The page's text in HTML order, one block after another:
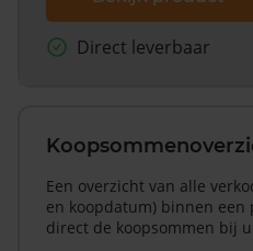
Direct leverbaar
Een overzicht van alle
en koopdatum) binnen een
direct de koopsommen bij